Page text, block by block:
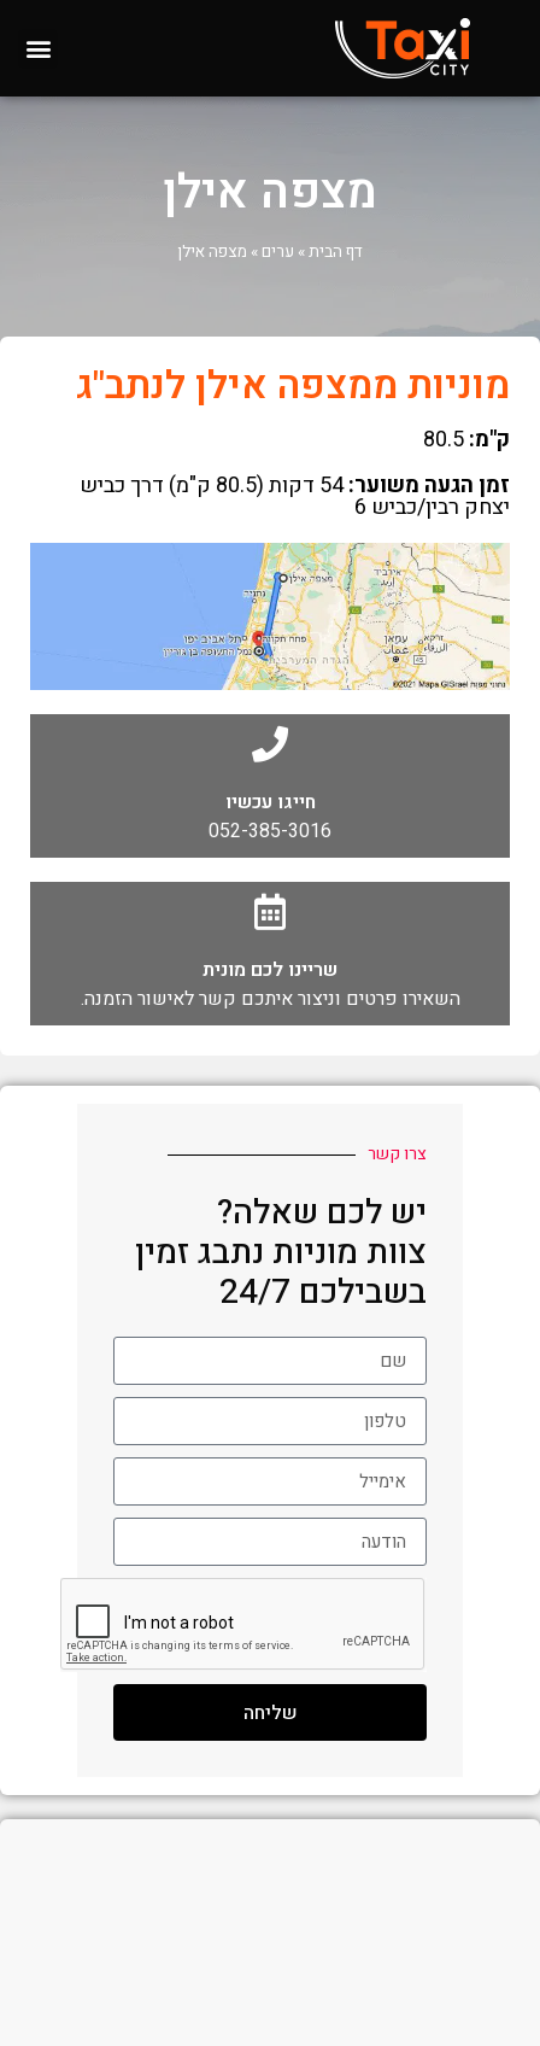
מצפה אילן
דף הבית» ערים » מצפה אילן
מוניות ממצפה אילן לנתב"ג
ק"מ:80.5
זמן הגעה משוער:
54 דקות (80.5 ק"מ) דרך כביש
יצחק רבין/כביש 6
חייגו עכשיו
052-385-3016
שריינו לכם מונית
השאירו פרטים וניצור איתכם קשר לאישור הזמנה.
צרו קשר
יש לכם שאלה?
צוות מוניות נתבג זמין
בשבילכם 24/7
שליחה